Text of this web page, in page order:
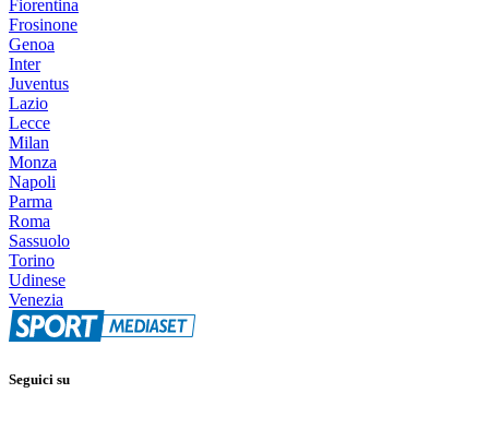
Fiorentina
Frosinone
Genoa
Inter
Juventus
Lazio
Lecce
Milan
Monza
Napoli
Parma
Roma
Sassuolo
Torino
Udinese
Venezia
Seguici su